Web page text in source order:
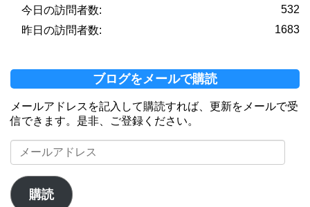
532
今日の訪問者数:
1683
昨日の訪問者数:
ブログをメールで購読
メールアドレスを記入して購読すれば、更新をメールで受
信できます。是非、ご登録ください。
メ
ー
ア
ド
購読